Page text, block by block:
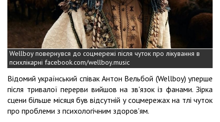
Wellboy повернувся до соцмережі після чуток про лікування в
психлікарні facebook.com/wellboy.music
Відомий український співак Антон Вельбой (Wellboy) уперше
після тривалої перерви вийшов на зв'язок із фанами. Зірка
сцени більше місяця був відсутній у соцмережах на тлі чуток
про проблеми з психологічним здоров'ям.